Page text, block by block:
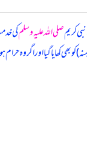
کریمصلی اللہ علیہ وسلمکی
بھی کھایا گیا اور اگر وہ